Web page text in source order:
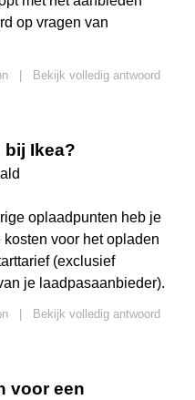
op vragen van
Bekijk volledig antwoord
bij Ikea?
oplaadpunten heb je
voor het opladen
(exclusief
je laadpasaanbieder).
Bekijk volledig antwoord
voor een